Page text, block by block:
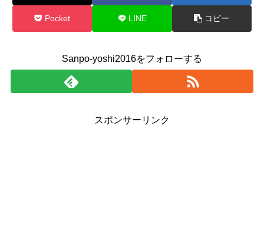
Pocket LINE コピー
Sanpo-yoshi2016をフォローする
スポンサーリンク